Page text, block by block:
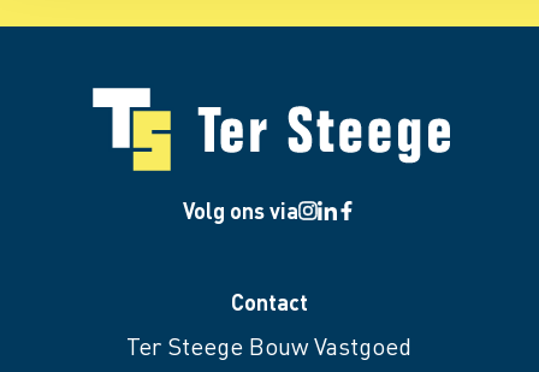
Volg ons via
Contact
Ter Steege Bouw Vastgoed